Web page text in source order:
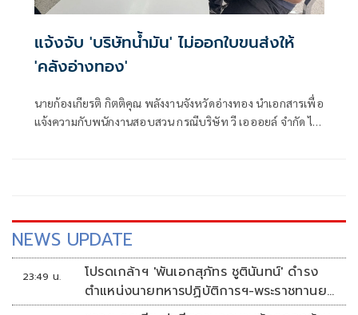
แจ้งจับ 'บริษัทน้ำมัน' ไม่ออกใบขนส่งให้
'คลังอ่างทอง'
นายก้องเกียรติ กิตติคุณ พลังงานจังหวัดอ่างทอง นำเอกสารเพื่อ
แจ้งความกับพนักงานสอบสวน กรณีบริษัท วี เอออยล์ จำกัด ไม่
NEWS UPDATE
23:49 น.
โปรดเกล้าฯ 'พันเอกสุภัทร ชูตินันทน์' ดำรง
ตำแหน่งนายทหารปฏิบัติการฯ-พระราชทานยศ
'พลตรี'